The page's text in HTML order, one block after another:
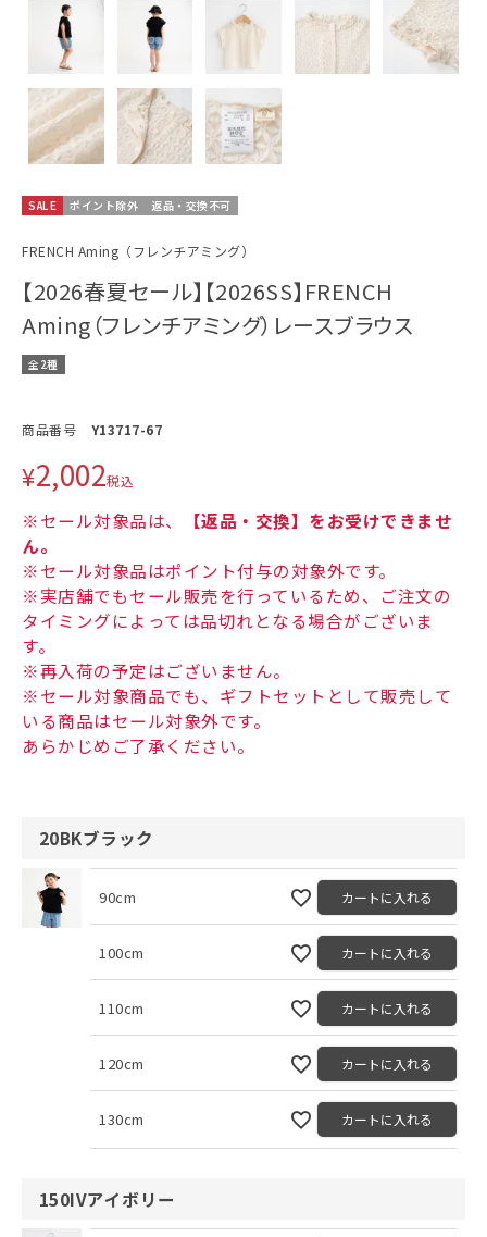
SALE ポイント除外 返品・交換不可
FRENCH Aming（フレンチアミング）
【2026春夏セール】【2026SS】FRENCH
Aming（フレンチアミング）レースブラウス
全2種
商品番号 Y13717-67
¥2,002税込
※セール対象品は、
【返品・交換】をお受けできませ
ん。
※セール対象品はポイント付与の対象外です。
※実店舗でもセール販売を行っているため、ご注文の
タイミングによっては品切れとなる場合がございま
す。
※再入荷の予定はございません。
※セール対象商品でも、ギフトセットとして販売して
いる商品はセール対象外です。
あらかじめご了承ください。
20BKブラック
90cm カートに入れる
100cm カートに入れる
110cm カートに入れる
120cm カートに入れる
130cm カートに入れる
150IVアイボリー